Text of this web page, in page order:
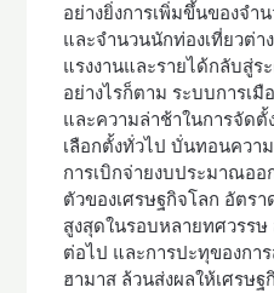
อย่างยิ่งการเพิ่มขึ้นของจำ
และจำนวนนักท่องเที่ยวต่า
แรงงานและรายได้กลับสู่
อย่างไรก็ตาม ระบบการเ
และความล่าช้าในการจัดตั้
เลือกตั้งทั่วไป บั่นทอนควา
การเบิกจ่ายงบประมาณอ
ตัวของเศรษฐกิจโลก อัตร
สูงสุดในรอบหลายทศวรรษ
ต่อไป และการปะทุของกา
ฮามาส ล้วนส่งผลให้เศรษ